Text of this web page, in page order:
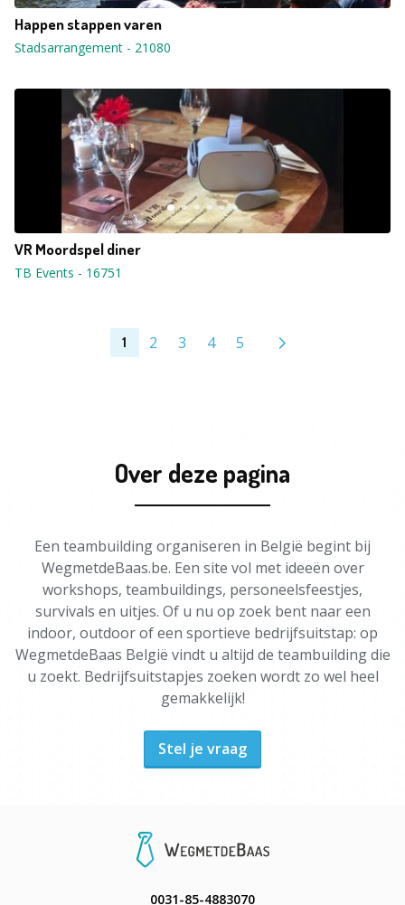
Happen stappen varen
Stadsarrangement - 21080
VR Moordspel diner
TB Events - 16751
1 2 3 4 5
Over deze pagina
Een teambuilding organiseren in België begint bij
WegmetdeBaas.be. Een site vol met ideeën over
workshops, teambuildings, personeelsfeestjes,
survivals en uitjes. Of u nu op zoek bent naar een
indoor, outdoor of een sportieve bedrijfsuitstap: op
WegmetdeBaas België vindt u altijd de teambuilding die
u zoekt. Bedrijfsuitstapjes zoeken wordt zo wel heel
gemakkelijk!
Stel je vraag
0031-85-4883070